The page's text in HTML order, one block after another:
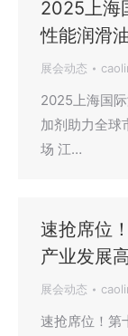
2025上海
性能润滑
展会动态
2025上海国
加剂助力全球
场 江…
速抢席位
产业发展
展会动态
速抢席位！第